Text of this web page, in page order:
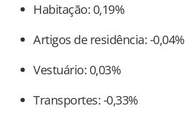
Habitação: 0,19%
Artigos de residência: -0,04%
Vestuário: 0,03%
Transportes: -0,33%